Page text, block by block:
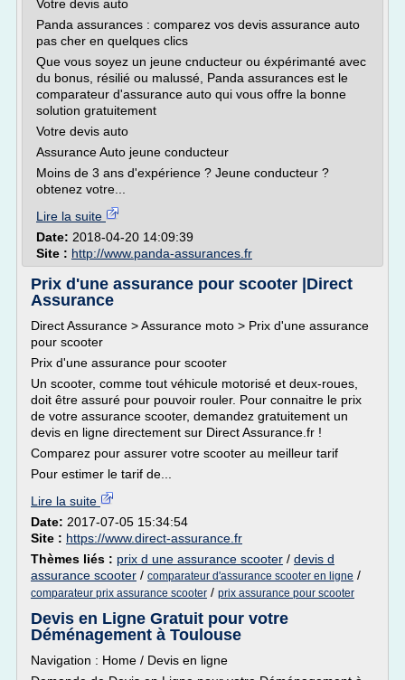
Votre devis auto
Panda assurances : comparez vos devis assurance auto
pas cher en quelques clics
Que vous soyez un jeune cnducteur ou éxpérimanté avec
du bonus, résilié ou malussé, Panda assurances est le
comparateur d'assurance auto qui vous offre la bonne
solution gratuitement
Votre devis auto
Assurance Auto jeune conducteur
Moins de 3 ans d'expérience ? Jeune conducteur ?
obtenez votre...
Lire la suite
Date: 2018-04-20 14:09:39
Site : http://www.panda-assurances.fr
Prix d'une assurance pour scooter |Direct
Assurance
Direct Assurance > Assurance moto > Prix d'une assurance
pour scooter
Prix d'une assurance pour scooter
Un scooter, comme tout véhicule motorisé et deux-roues,
doit être assuré pour pouvoir rouler. Pour connaitre le prix
de votre assurance scooter, demandez gratuitement un
devis en ligne directement sur Direct Assurance.fr !
Comparez pour assurer votre scooter au meilleur tarif
Pour estimer le tarif de...
Lire la suite
Date: 2017-07-05 15:34:54
Site : https://www.direct-assurance.fr
Thèmes liés : prix d une assurance scooter / devis d
assurance scooter / comparateur d'assurance scooter en ligne /
comparateur prix assurance scooter / prix assurance pour scooter
Devis en Ligne Gratuit pour votre
Déménagement à Toulouse
Navigation : Home / Devis en ligne